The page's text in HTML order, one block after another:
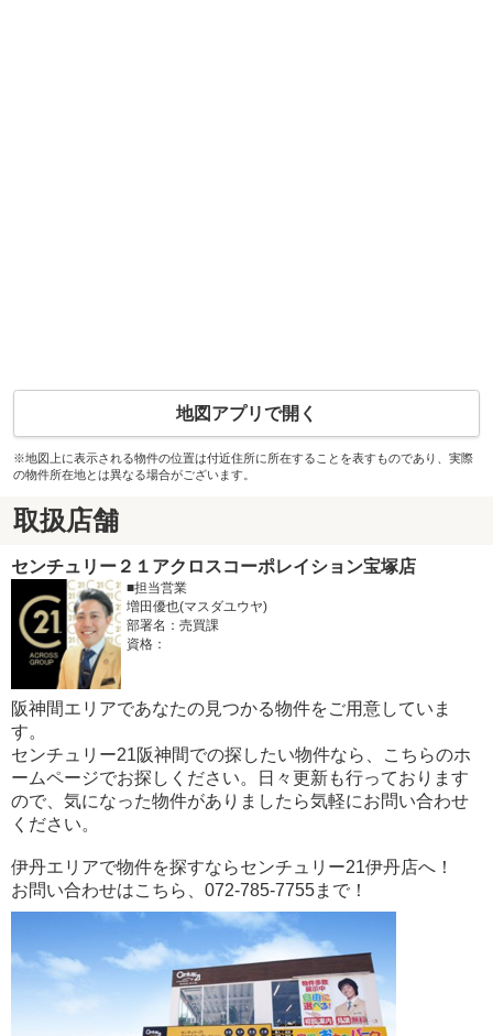
地図アプリで開く
※地図上に表示される物件の位置は付近住所に所在することを表すものであり、実際
の物件所在地とは異なる場合がございます。
取扱店舗
センチュリー２１アクロスコーポレイション宝塚店
■担当営業
増田優也(マスダユウヤ)
部署名：売買課
資格：
阪神間エリアであなたの見つかる物件をご用意していま
す。
センチュリー21阪神間での探したい物件なら、こちらのホ
ームページでお探しください。日々更新も行っております
ので、気になった物件がありましたら気軽にお問い合わせ
ください。
伊丹エリアで物件を探すならセンチュリー21伊丹店へ！
お問い合わせはこちら、072-785-7755まで！